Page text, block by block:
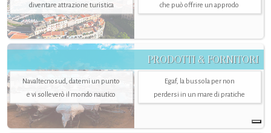
diventare attrazione turistica
che può offrire un approdo
PRODOTTI & FORNITORI
Navaltecnosud, datemi un punto
e vi solleverò il mondo nautico
Egaf, la bussola per non
perdersi in un mare di pratiche